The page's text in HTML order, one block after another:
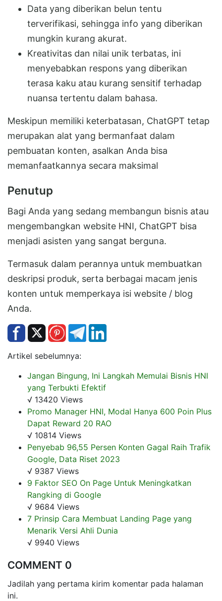
Data yang diberikan belun tentu
terverifikasi, sehingga info yang diberikan
mungkin kurang akurat.
Kreativitas dan nilai unik terbatas, ini
menyebabkan respons yang diberikan
terasa kaku atau kurang sensitif terhadap
nuansa tertentu dalam bahasa.
Meskipun memiliki keterbatasan, ChatGPT tetap
merupakan alat yang bermanfaat dalam
pembuatan konten, asalkan Anda bisa
memanfaatkannya secara maksimal
Penutup
Bagi Anda yang sedang membangun bisnis atau
mengembangkan website HNI, ChatGPT bisa
menjadi asisten yang sangat berguna.
Termasuk dalam perannya untuk membuatkan
deskripsi produk, serta berbagai macam jenis
konten untuk memperkaya isi website / blog
Anda.
Artikel sebelumnya:
Jangan Bingung, Ini Langkah Memulai Bisnis HNI
yang Terbukti Efektif
√ 13420 Views
Promo Manager HNI, Modal Hanya 600 Poin Plus
Dapat Reward 20 RAO
√ 10814 Views
Penyebab 96,55 Persen Konten Gagal Raih Trafik
Google, Data Riset 2023
√ 9387 Views
9 Faktor SEO On Page Untuk Meningkatkan
Rangking di Google
√ 9684 Views
7 Prinsip Cara Membuat Landing Page yang
Menarik Versi Ahli Dunia
√ 9940 Views
COMMENT 0
Jadilah yang pertama kirim komentar pada halaman
ini.